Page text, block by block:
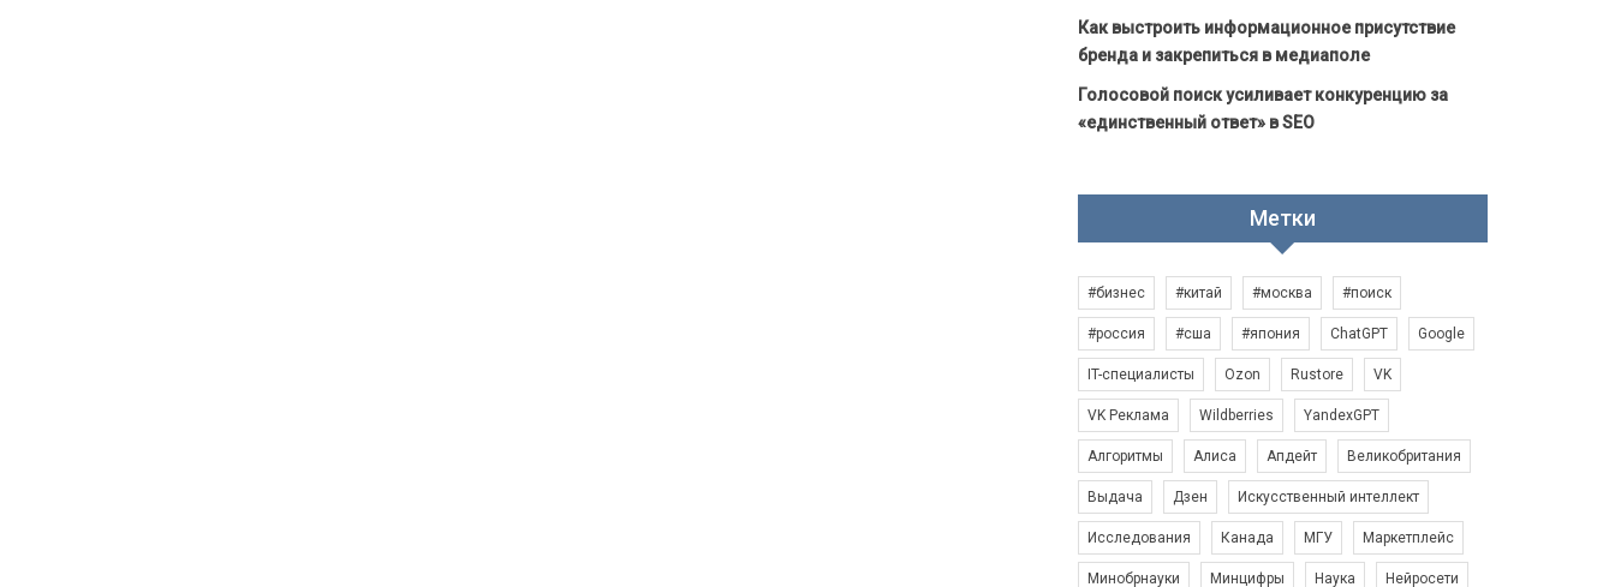
Как выстроить информационное присутствие
бренда и закрепиться в медиаполе
Голосовой поиск усиливает конкуренцию за
«единственный ответ» в SEO
Метки
#бизнес #китай #москва #поиск
#россия #сша #япония ChatGPT Google
IT-специалисты Ozon Rustore VK
VK Реклама Wildberries YandexGPT
Алгоритмы Алиса Апдейт Великобритания
Выдача Дзен Искусственный интеллект
Исследования Канада МГУ Маркетплейс
Минобрнауки Минцифры Наука Нейросети